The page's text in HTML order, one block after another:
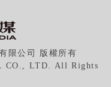
限公司 版權所有
CO., LTD. All Rights